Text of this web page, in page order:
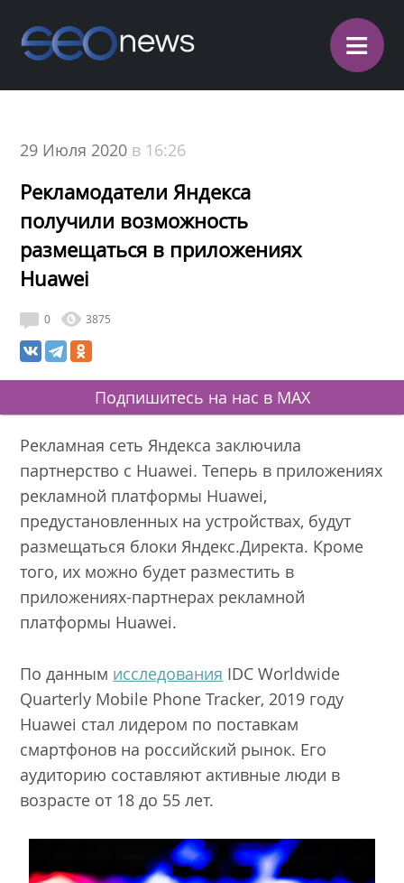
≡
29 Июля 2020 в 16:26
Рекламодатели Яндекса
получили возможность
размещаться в приложениях
Huawei
0 3875
Подпишитесь на нас в MAX
Рекламная сеть Яндекса заключила
партнерство с Huawei. Теперь в приложениях
рекламной платформы Huawei,
предустановленных на устройствах, будут
размещаться блоки Яндекс.Директа. Кроме
того, их можно будет разместить в
приложениях-партнерах рекламной
платформы Huawei.
По данным исследования IDC Worldwide
Quarterly Mobile Phone Tracker, 2019 году
Huawei стал лидером по поставкам
смартфонов на российский рынок. Его
аудиторию составляют активные люди в
возрасте от 18 до 55 лет.